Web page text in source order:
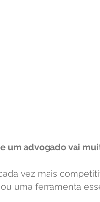
um advogado vai
vez mais
uma ferramenta